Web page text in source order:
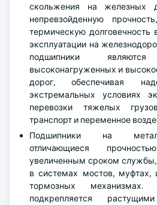
скольжения на железных
непревзойденную
термическую долговечность
эксплуатации на
подшипники
высоконагруженных и
дорог, обеспечивая
экстремальных условиях
перевозки тяжелых
транспорт и переменное
Подшипники на
отличающиеся
увеличенным сроком службы,
в системах мостов, муфтах,
тормозных механизмах.
подкрепляется